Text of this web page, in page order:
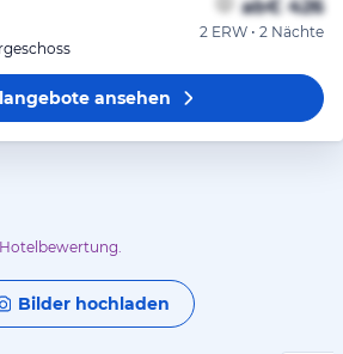
ab€ 426
2 ERW • 2 Nächte
ansehen
Bilder hochladen